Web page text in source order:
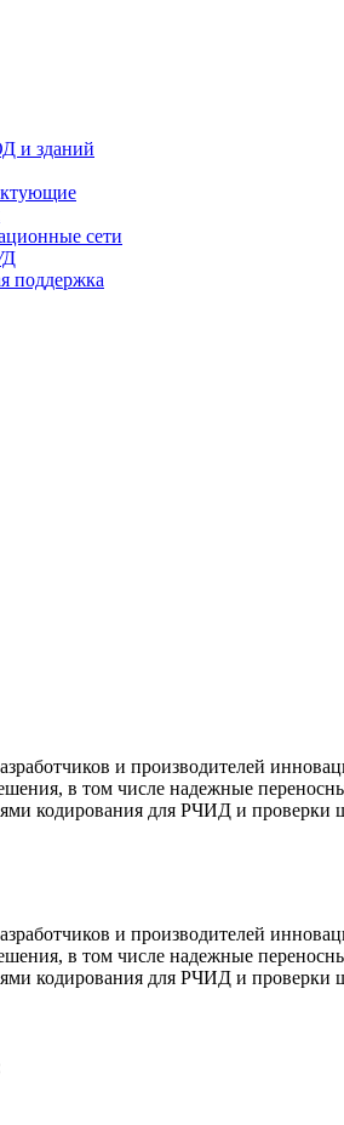
и зданий
сети
поддержка
и производителей
в том числе надежные
кодирования для РЧИД и проверки
и производителей
в том числе надежные
кодирования для РЧИД и проверки